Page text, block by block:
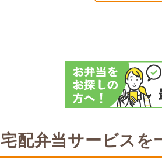
宅配弁当サービスを